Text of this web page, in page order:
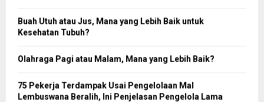
Buah Utuh atau Jus, Mana yang Lebih Baik untuk
Kesehatan Tubuh?
Olahraga Pagi atau Malam, Mana yang Lebih Baik?
75 Pekerja Terdampak Usai Pengelolaan Mal
Lembuswana Beralih, Ini Penjelasan Pengelola Lama